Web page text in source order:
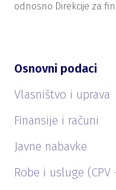
odnosno Direkcije za
Osnovni podaci
Vlasništvo i uprava
Finansije i računi
Javne nabavke
Robe i usluge (CPV